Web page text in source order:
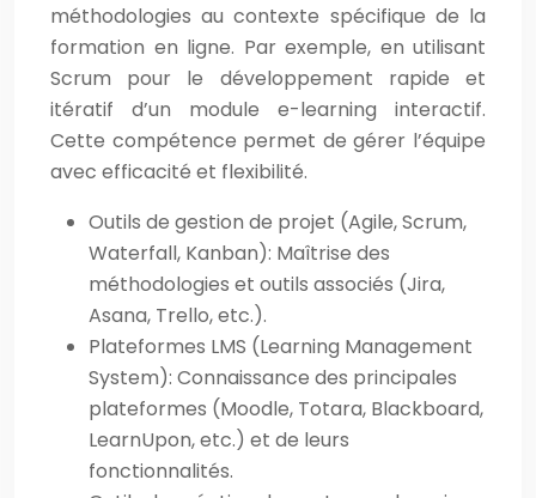
méthodologies au contexte spécifique de la
formation en ligne. Par exemple, en utilisant
Scrum pour le développement rapide et
itératif d’un module e-learning interactif.
Cette compétence permet de gérer l’équipe
avec efficacité et flexibilité.
Outils de gestion de projet (Agile, Scrum,
Waterfall, Kanban): Maîtrise des
méthodologies et outils associés (Jira,
Asana, Trello, etc.).
Plateformes LMS (Learning Management
System): Connaissance des principales
plateformes (Moodle, Totara, Blackboard,
LearnUpon, etc.) et de leurs
fonctionnalités.